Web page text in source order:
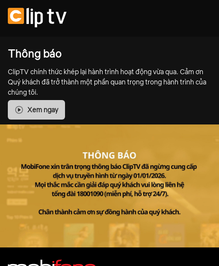
Thông báo
ClipTV chính thức khép lại hành trình hoạt động vừa qua. Cảm ơn
Quý khách đã trở thành một phần quan trọng trong hành trình của
chúng tôi.
Xem ngay